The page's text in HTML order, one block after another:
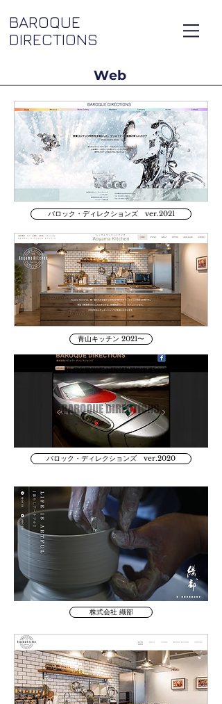
BAROQUE
DIRECTIONS
Web
バロック・ディレクションズ ver.2021
青山キッチン 2021〜
バロック・ディレクションズ ver.2020
株式会社 織部